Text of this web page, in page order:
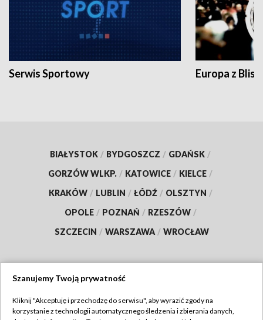
Serwis Sportowy Europa z
BIAŁYSTOK / BYDGOSZCZ / GDAŃSK /
GORZÓW WLKP. / KATOWICE / KIELCE /
KRAKÓW / LUBLIN / ŁÓDŹ / OLSZTYN /
OPOLE / POZNAŃ / RZESZÓW /
SZCZECIN / WARSZAWA / WROCŁAW
TVP
Szanujemy Twoją prywatność
Kliknij "Akceptuję i przechodzę do serwisu", aby wyrazić zgody na
korzystanie z technologii automatycznego śledzenia i zbierania danych,